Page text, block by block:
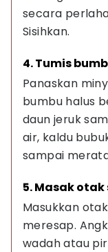
secara
Sisihkan.
4. Tumis
Panaskan
bumbu halus
daun jeruk
air, kaldu
sampai
5. Masak
Masukkan
meresap.
wadah atau